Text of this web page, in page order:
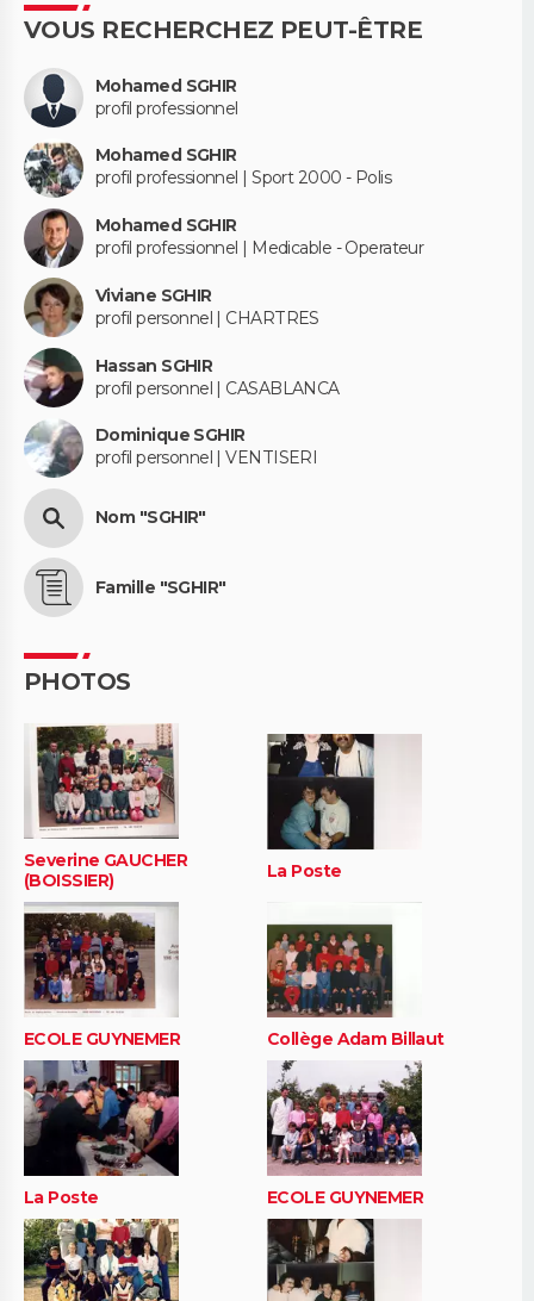
VOUS RECHERCHEZ PEUT-ÊTRE
Mohamed SGHIR
profil professionnel
Mohamed SGHIR
profil professionnel | Sport 2000 - Polis
Mohamed SGHIR
profil professionnel | Medicable - Operateur
Viviane SGHIR
profil personnel | CHARTRES
Hassan SGHIR
profil personnel | CASABLANCA
Dominique SGHIR
profil personnel | VENTISERI
Nom "SGHIR"
Famille "SGHIR"
PHOTOS
Severine GAUCHER
(BOISSIER)
La Poste
ECOLE GUYNEMER Collège Adam Billaut
La Poste ECOLE GUYNEMER